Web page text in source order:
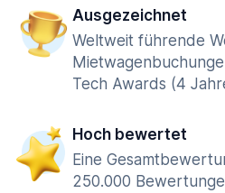
Ausgezeichnet
Weltweit führende
Tech Awards (4
Hoch bewertet
Eine
250.000